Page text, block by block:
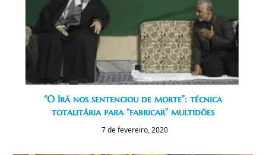
“O Irã nos sentenciou de morte”: técnica
totalitária para “fabricar” multidões
7 de fevereiro, 2020